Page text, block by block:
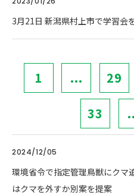
3月21日 新潟県村上市で学習会
1 ... 29
33
2024/12/05
環境省令で指定管理鳥獣にクマ
はクマを外すか別案を提案